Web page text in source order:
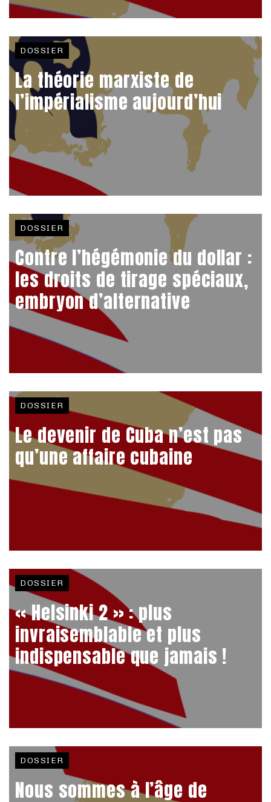
DOSSIER
La théorie marxiste de
l’impérialisme aujourd’hui
DOSSIER
Contre l’hégémonie du dollar :
les droits de tirage spéciaux,
embryon d’alternative
DOSSIER
Le devenir de Cuba n’est pas
qu’une affaire cubaine
DOSSIER
« Helsinki 2 » : plus
invraisemblable et plus
indispensable que jamais !
DOSSIER
Nous sommes à l’âge de